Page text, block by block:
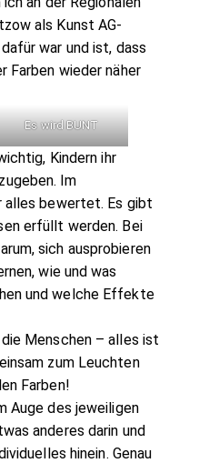
als Kunst AG-
war und ist, dass
Farben wieder näher
Es wird BUNT
Kindern ihr
Im
alles bewertet. Es gibt
erfüllt werden. Bei
sich ausprobieren
wie und was
und welche Effekte
Menschen – alles ist
zum Leuchten
Farben!
Auge des jeweiligen
anderes darin und
hinein. Genau